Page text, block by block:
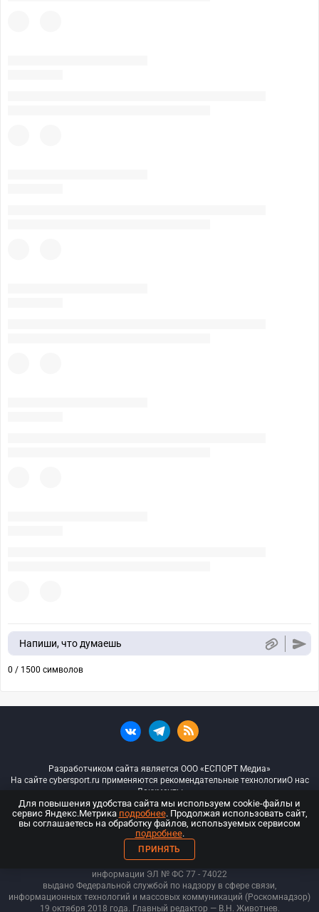
Напиши, что думаешь
0 / 1500 символов
Разработчиком сайта является ООО «ЕСПОРТ Медиа»
На сайте cybersport.ru применяются рекомендательные технологииО нас
Документы
© ООО «Киберспорт.ру» — Все права защищены
18+
ООО «Киберспорт.ру». Свидетельство о регистрации средств массовой
информации ЭЛ № ФС 77 - 74022
выдано Федеральной службой по надзору в сфере связи,
информационных технологий и массовых коммуникаций (Роскомнадзор)
19 октября 2018 года. Главный редактор — В.Н. Животнев.
Для повышения удобства сайта мы используем cookie-файлы и
сервис Яндекс.Метрика подробнее. Продолжая использовать сайт,
вы соглашаетесь на обработку файлов, используемых сервисом
подробнее.
ПРИНЯТЬ